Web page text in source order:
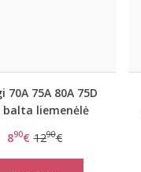
70A 75A 80A 75D
balta liemenėlė
890€ 1290€